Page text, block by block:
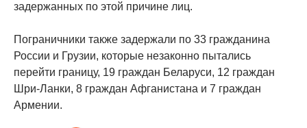
задержанных по этой причине лиц.
Пограничники также задержали по 33 гражданина
России и Грузии, которые незаконно пытались
перейти границу, 19 граждан Беларуси, 12 граждан
Шри-Ланки, 8 граждан Афганистана и 7 граждан
Армении.